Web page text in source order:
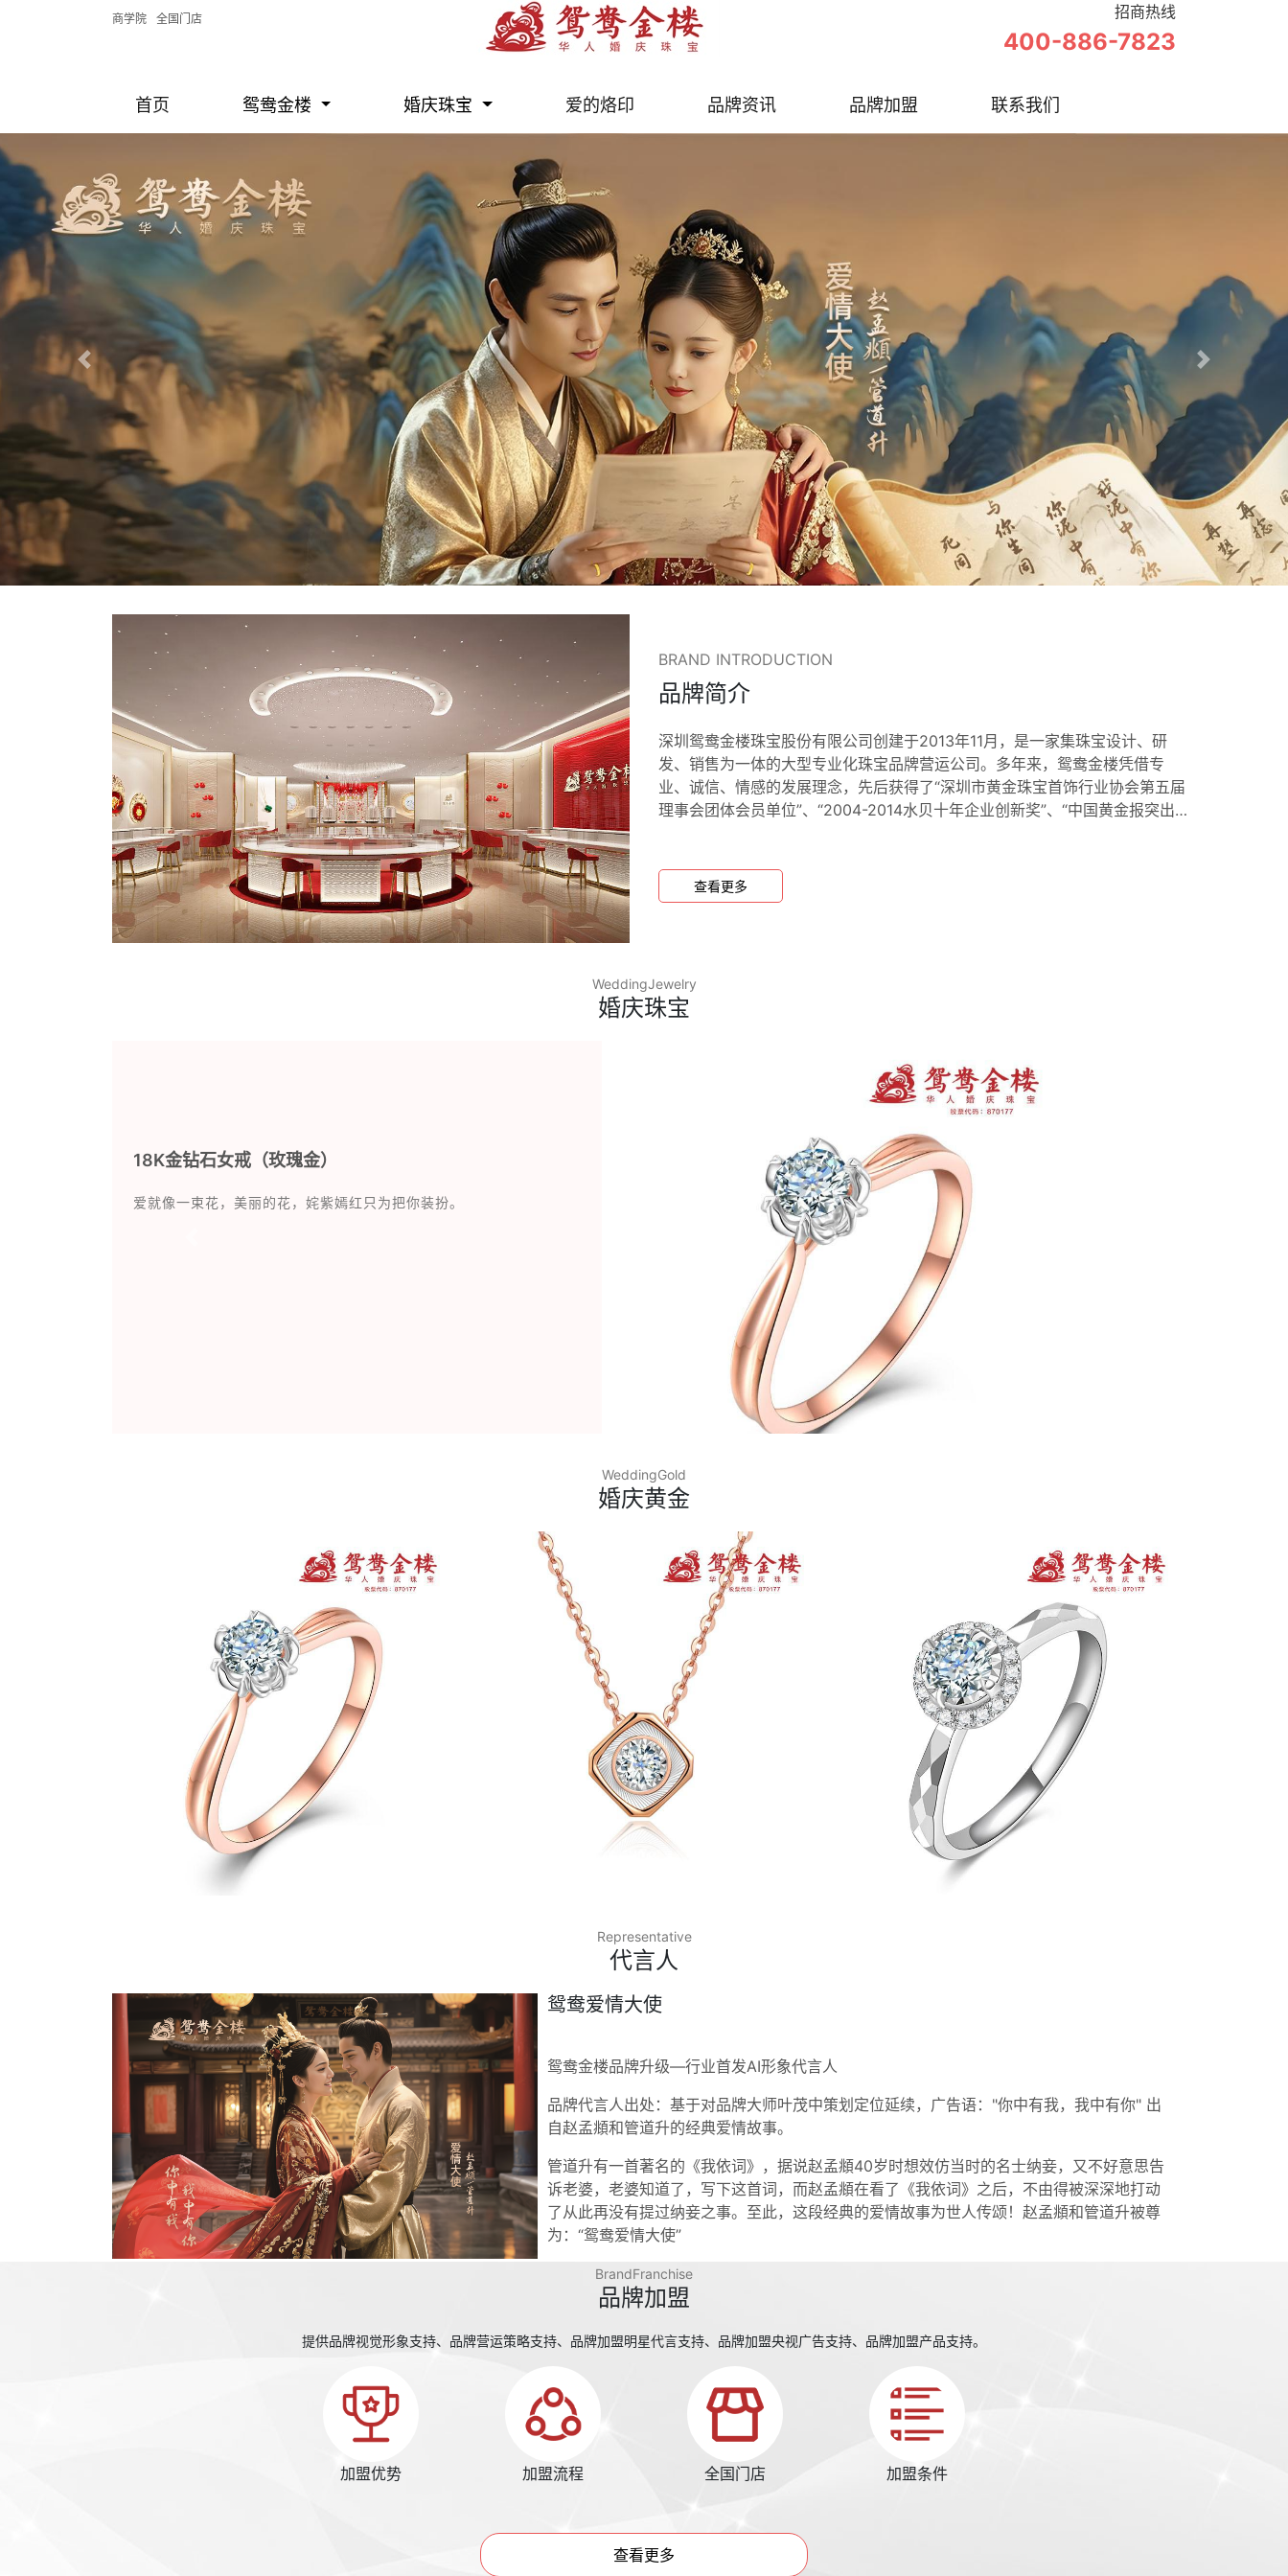
商学院 全国门店 招商热线
400-886-7823
首页 鸳鸯金楼 婚庆珠宝 爱的烙印 品牌资讯 品牌加盟 联系我们
Previous Next
BRAND INTRODUCTION
品牌简介
深圳鸳鸯金楼珠宝股份有限公司创建于2013年11月，是一家集珠宝设计、研
发、销售为一体的大型专业化珠宝品牌营运公司。多年来，鸳鸯金楼凭借专
业、诚信、情感的发展理念，先后获得了“深圳市黄金珠宝首饰行业协会第五届
理事会团体会员单位”、“2004-2014水贝十年企业创新奖”、“中国黄金报突出
宝消费者满意门店”等荣誉称号。
查看更多
WeddingJewelry
婚庆珠宝
18K金钻石女戒（玫瑰金）
爱就像一束花，美丽的花，姹紫嫣红只为把你装扮。
WeddingGold
婚庆黄金
Representative
代言人
鸳鸯爱情大使
鸳鸯金楼品牌升级—行业首发AI形象代言人
品牌代言人出处：基于对品牌大师叶茂中策划定位延续，广告语："你中有我，我中有你" 出
自赵孟頫和管道升的经典爱情故事。
管道升有一首著名的《我依词》，据说赵孟頫40岁时想效仿当时的名士纳妾，又不好意思告
诉老婆，老婆知道了，写下这首词，而赵孟頫在看了《我依词》之后，不由得被深深地打动
了从此再没有提过纳妾之事。至此，这段经典的爱情故事为世人传颂！赵孟頫和管道升被尊
为：“鸳鸯爱情大使”
BrandFranchise
品牌加盟
提供品牌视觉形象支持、品牌营运策略支持、品牌加盟明星代言支持、品牌加盟央视广告支持、品牌加盟产品支持。
加盟优势 加盟流程 全国门店 加盟条件
查看更多